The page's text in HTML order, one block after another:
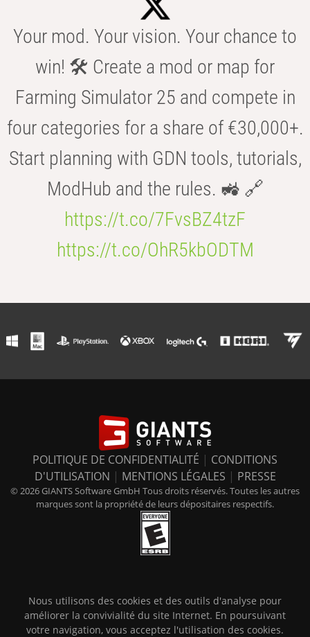
Your mod. Your vision. Your chance to
win! 🛠️ Create a mod or map for
Farming Simulator 25 and compete in
four categories for a share of €30,000+.
Start planning with GDN tools, tutorials,
ModHub and the rules. 🚜 🔗
https://t.co/7FvsBZ4tzF
https://t.co/OhR5kbODTM
POLITIQUE DE CONFIDENTIALITÉ | CONDITIONS
D'UTILISATION | MENTIONS LÉGALES | PRESSE
© 2026 GIANTS Software GmbH Tous droits réservés. Toutes les autres
marques sont la propriété de leurs dépositaires respectifs.
Nous utilisons des cookies et des outils d'analyse pour
améliorer la convivialité du site Internet. En poursuivant
votre navigation, vous acceptez l'utilisation des cookies.